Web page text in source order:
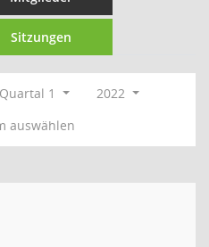
Sitzungen
Quartal 1
2022
auswählen